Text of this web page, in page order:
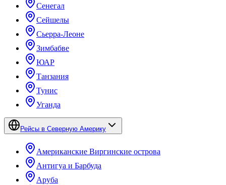
Сенегал
Сейшелы
Сьерра-Леоне
Зимбабве
ЮАР
Танзания
Тунис
Уганда
Рейсы в Северную Америку
Американские Виргинские острова
Антигуа и Барбуда
Аруба